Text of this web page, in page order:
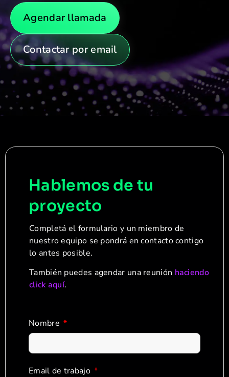
Agendar llamada
Contactar por email
Hablemos de tu
proyecto
Completá el formulario y un miembro de
nuestro equipo se pondrá en contacto contigo
lo antes posible.
También puedes agendar una reunión haciendo
click aquí.
Nombre
Email de trabajo